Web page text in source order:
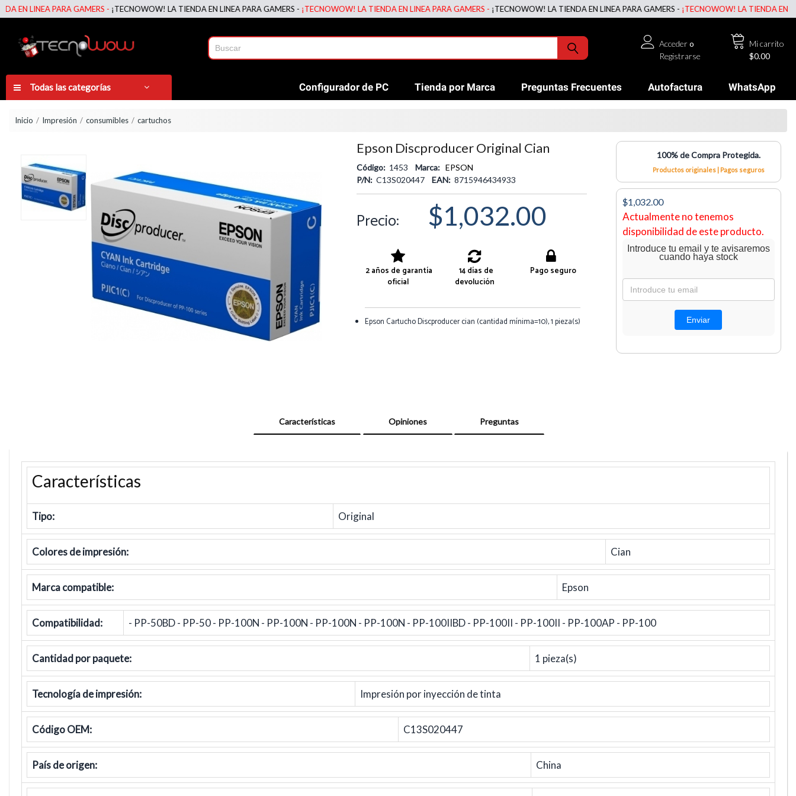
PARA GAMERS -¡TECNOWOW! LA TIENDA EN LINEA PARA GAMERS -¡TECNOWOW! LA TIENDA EN LINEA PARA GAMERS -¡TECNOWOW! LA TIENDA EN LINEA PARA GAMERS -¡TECNOWOW! LA TIENDA EN LINEA
Mi carrito
$0.00
Accedero
Registrarse
Todas las categorías Configurador de PC Tienda por Marca Preguntas Frecuentes Autofactura WhatsApp
Inicio Impresión consumibles cartuchos
Epson Discproducer Original Cian
Código: 1453 Marca: EPSON
P/N: C13S020447 EAN: 8715946434933
Precio: $1,032.00
2 años de garantía
oficial
14 días de
devolución
Pago seguro
Epson Cartucho Discproducer cian (cantidad mínima=10), 1 pieza(s)
100% de Compra Protegida.
Productos originales | Pagos seguros
$1,032.00
Actualmente no tenemos
disponibilidad de este producto.
Introduce tu email y te avisaremos
cuando haya stock
Características Opiniones Preguntas
Características
Tipo: Original
Colores de impresión: Cian
Marca compatible: Epson
Compatibilidad: - PP-50BD - PP-50 - PP-100N - PP-100N - PP-100N - PP-100N - PP-100IIBD - PP-100II - PP-100II - PP-100AP - PP-100
Cantidad por paquete: 1 pieza(s)
Tecnología de impresión: Impresión por inyección de tinta
Código OEM: C13S020447
País de origen: China